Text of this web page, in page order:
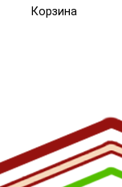
Корзина